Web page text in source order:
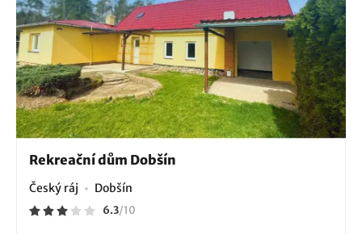
Rekreační dům Dobšín
Český ráj Dobšín
6.3/10